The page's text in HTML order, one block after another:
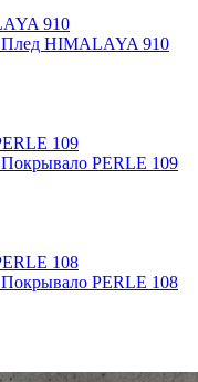
Плед HIMALAYA 910
Покрывало PERLE 109
Покрывало PERLE 108